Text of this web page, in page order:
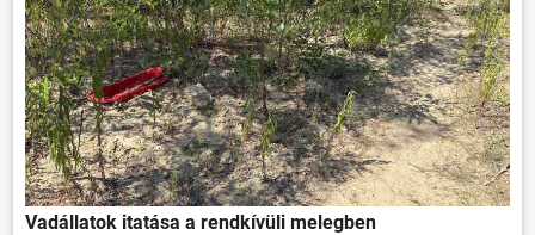
Vadállatok itatása a rendkívüli melegben